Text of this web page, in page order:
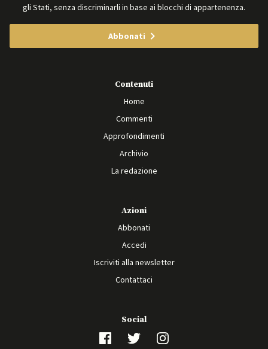
gli Stati, senza discriminarli in base ai blocchi di appartenenza.
Abbonati
Contenuti
Home
Commenti
Approfondimenti
Archivio
La redazione
Azioni
Abbonati
Accedi
Iscriviti alla newsletter
Contattaci
Social